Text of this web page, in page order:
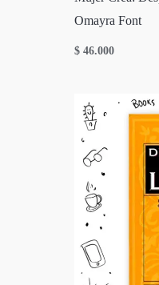
Omayra Font
$ 46.000